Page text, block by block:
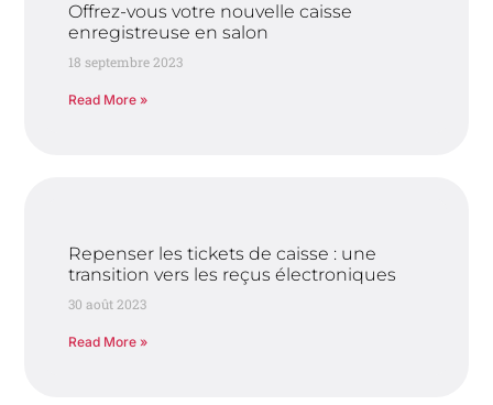
Offrez-vous votre nouvelle caisse
enregistreuse en salon
18 septembre 2023
Read More »
Repenser les tickets de caisse : une
transition vers les reçus électroniques
30 août 2023
Read More »